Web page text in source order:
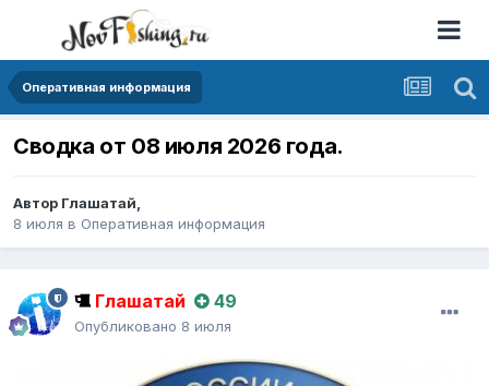
Оперативная информация
Сводка от 08 июля 2026 года.
Автор Глашатай,
8 июля в Оперативная информация
Глашатай 49
Опубликовано 8 июля